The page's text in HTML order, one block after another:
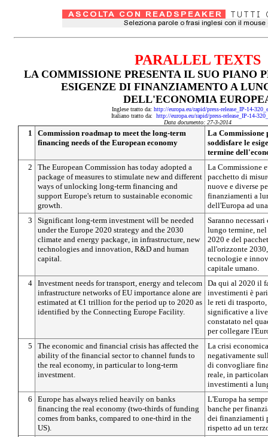
PARALLEL TEXTS
LA COMMISSIONE PRESENTA IL SUO PIANO
ESIGENZE DI FINANZIAMENTO A
DELL'ECONOMIA
Inglese tratto da: http://europa.eu/rapid/press-release_IP-14-
Italiano tratto da: http://europa.eu/rapid/press-release_IP-14-
Data documento: 27-3-2014
1
Commission roadmap to meet the long-term
financing needs of the European economy
La Commissione
soddisfare le
termine
2
The European Commission has today adopted a
package of measures to stimulate new and different
ways of unlocking long-term financing and
support Europe's return to sustainable economic
growth.
La Commissione
pacchetto di
nuove e diverse
finanziamenti a
dell'Europa ad
3
Significant long-term investment will be needed
under the Europe 2020 strategy and the 2030
climate and energy package, in infrastructure, new
technologies and innovation, R&D and human
capital.
Saranno
lungo termine,
2020 e del
all'orizzonte
tecnologie e
capitale umano.
4 Investment needs for transport, energy and telecom
infrastructure networks of EU importance alone are
estimated at €1 trillion for the period up to 2020 as
identified by the Connecting Europe Facility.
Da qui al 2020 il
investimenti è
le reti di
significative a
constatato nel
per collegare
5
The economic and financial crisis has affected the
ability of the financial sector to channel funds to
the real economy, in particular to long-term
investment.
La crisi
negativamente
di convogliare
reale, in
investimenti a
6
Europe has always relied heavily on banks
financing the real economy (two-thirds of funding
comes from banks, compared to one-third in the
US).
L'Europa ha
banche per
dei finanziamenti
rispetto ad un